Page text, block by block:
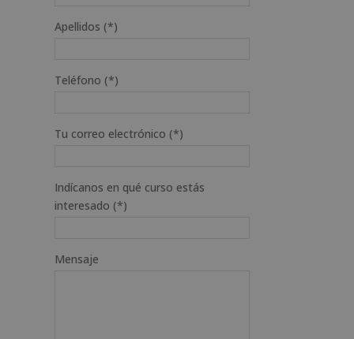
Apellidos (*)
Teléfono (*)
Tu correo electrónico (*)
Indícanos en qué curso estás
interesado (*)
Mensaje